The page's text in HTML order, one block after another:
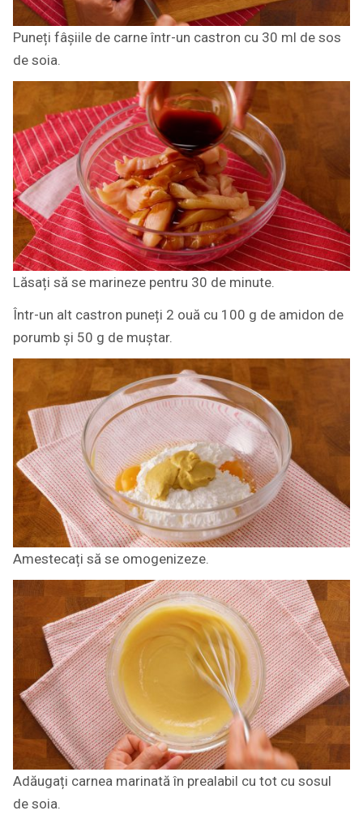
Puneți fâșiile de carne într-un castron cu 30 ml de sos
de soia.
Lăsați să se marineze pentru 30 de minute.
Într-un alt castron puneți 2 ouă cu 100 g de amidon de
porumb și 50 g de muștar.
Amestecați să se omogenizeze.
Adăugați carnea marinată în prealabil cu tot cu sosul
de soia.